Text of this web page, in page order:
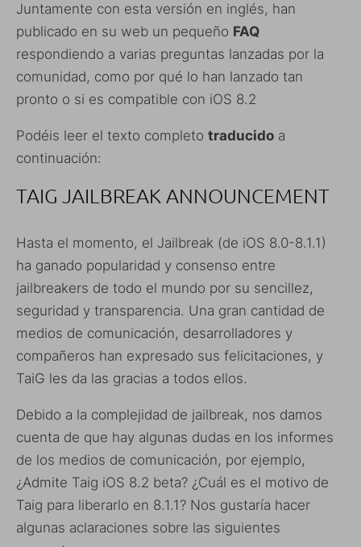
Juntamente con esta versión en inglés, han
publicado en su web un pequeño FAQ
respondiendo a varias preguntas lanzadas por la
comunidad, como por qué lo han lanzado tan
pronto o si es compatible con iOS 8.2
Podéis leer el texto completo traducido a
continuación:
TAIG JAILBREAK ANNOUNCEMENT
Hasta el momento, el Jailbreak (de iOS 8.0-8.1.1)
ha ganado popularidad y consenso entre
jailbreakers de todo el mundo por su sencillez,
seguridad y transparencia. Una gran cantidad de
medios de comunicación, desarrolladores y
compañeros han expresado sus felicitaciones, y
TaiG les da las gracias a todos ellos.
Debido a la complejidad de jailbreak, nos damos
cuenta de que hay algunas dudas en los informes
de los medios de comunicación, por ejemplo,
¿Admite Taig iOS 8.2 beta? ¿Cuál es el motivo de
Taig para liberarlo en 8.1.1? Nos gustaría hacer
algunas aclaraciones sobre las siguientes